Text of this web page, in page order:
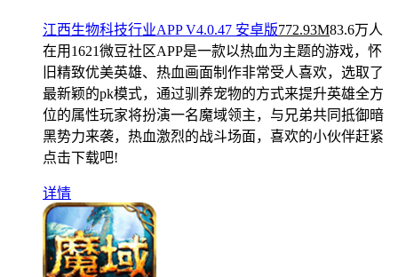
江西生物科技行业APP V4.0.47 安卓版772.93M83.6万人
在用 1621微豆社区APP是一款以热血为主题的游戏，怀
旧精致优美英雄、热血画面制作非常受人喜欢，选取了
最新颖的pk模式，通过驯养宠物的方式来提升英雄全方
位的属性玩家将扮演一名魔域领主，与兄弟共同抵御暗
黑势力来袭，热血激烈的战斗场面，喜欢的小伙伴赶紧
点击下载吧!
详情